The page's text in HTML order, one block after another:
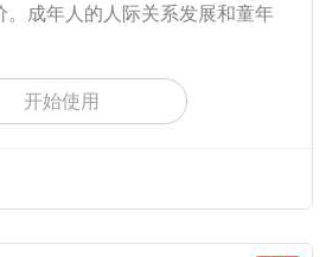
。成年人的人际关系发展和童年
开始使用